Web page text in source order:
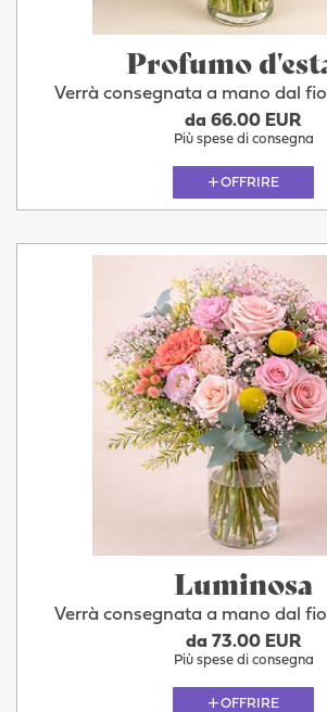
Profumo
Verrà consegnata a mano dal
da 66.00 EUR
Più spese di consegna
OFFRIRE
Luminosa
Verrà consegnata a mano dal
da 73.00 EUR
Più spese di consegna
OFFRIRE